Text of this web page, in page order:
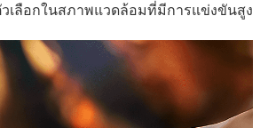
วเลือกในสภาพแวดล้อมที่มีการแข่งขันสูง